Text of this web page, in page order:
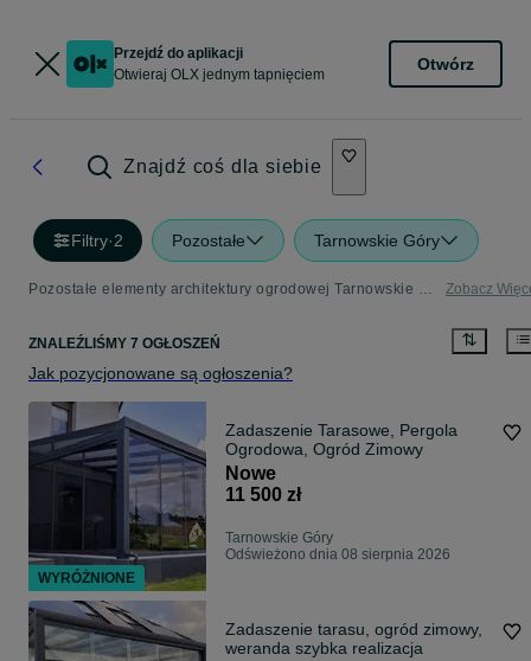
Przejdź do aplikacji
Otwieraj OLX jednym tapnięciem
Otwórz
Znajdź coś dla siebie
Filtry·2 Pozostałe Tarnowskie Góry
Pozostałe elementy architektury ogrodowej Tarnowskie Góry Zobacz
ZNALEŹLIŚMY 7 OGŁOSZEŃ
Jak pozycjonowane są ogłoszenia?
Zadaszenie Tarasowe, Pergola
Ogrodowa, Ogród Zimowy
Nowe
11 500 zł
Tarnowskie Góry
Odświeżono dnia 08 sierpnia 2026
Zadaszenie tarasu, ogród zimowy,
weranda szybka realizacja
WYRÓŻNIONE